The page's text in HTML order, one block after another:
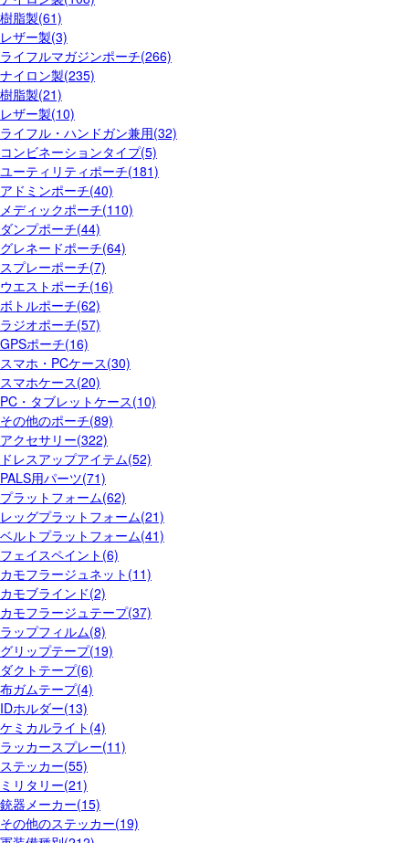
樹脂製(61)
レザー製(3)
ライフルマガジンポーチ(266)
ナイロン製(235)
樹脂製(21)
レザー製(10)
ライフル・ハンドガン兼用(32)
コンビネーションタイプ(5)
ユーティリティポーチ(181)
アドミンポーチ(40)
メディックポーチ(110)
ダンプポーチ(44)
グレネードポーチ(64)
スプレーポーチ(7)
ウエストポーチ(16)
ボトルポーチ(62)
ラジオポーチ(57)
GPSポーチ(16)
スマホ・PCケース(30)
スマホケース(20)
PC・タブレットケース(10)
その他のポーチ(89)
アクセサリー(322)
ドレスアップアイテム(52)
PALS用パーツ(71)
プラットフォーム(62)
レッグプラットフォーム(21)
ベルトプラットフォーム(41)
フェイスペイント(6)
カモフラージュネット(11)
カモブラインド(2)
カモフラージュテープ(37)
ラップフィルム(8)
グリップテープ(19)
ダクトテープ(6)
布ガムテープ(4)
IDホルダー(13)
ケミカルライト(4)
ラッカースプレー(11)
ステッカー(55)
ミリタリー(21)
銃器メーカー(15)
その他のステッカー(19)